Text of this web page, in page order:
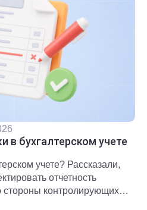
в бухгалтерском учете
учете? Рассказали,
отчетность
стороны контролирующих